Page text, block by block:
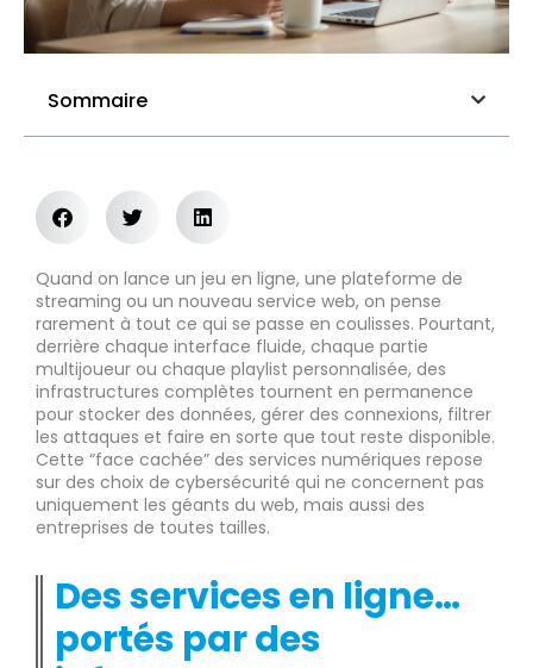
Sommaire
Quand on lance un jeu en ligne, une plateforme de
streaming ou un nouveau service web, on pense
rarement à tout ce qui se passe en coulisses. Pourtant,
derrière chaque interface fluide, chaque partie
multijoueur ou chaque playlist personnalisée, des
infrastructures complètes tournent en permanence
pour stocker des données, gérer des connexions, filtrer
les attaques et faire en sorte que tout reste disponible.
Cette “face cachée” des services numériques repose
sur des choix de cybersécurité qui ne concernent pas
uniquement les géants du web, mais aussi des
entreprises de toutes tailles.
Des services en ligne…
portés par des